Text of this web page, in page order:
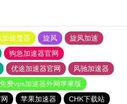
加速度器 旋风
旋风加速
狗急加速器官网
优途加速器官网
风驰加速器
免费vps加速器外网苹果版
苹果加速器
CHK下载站